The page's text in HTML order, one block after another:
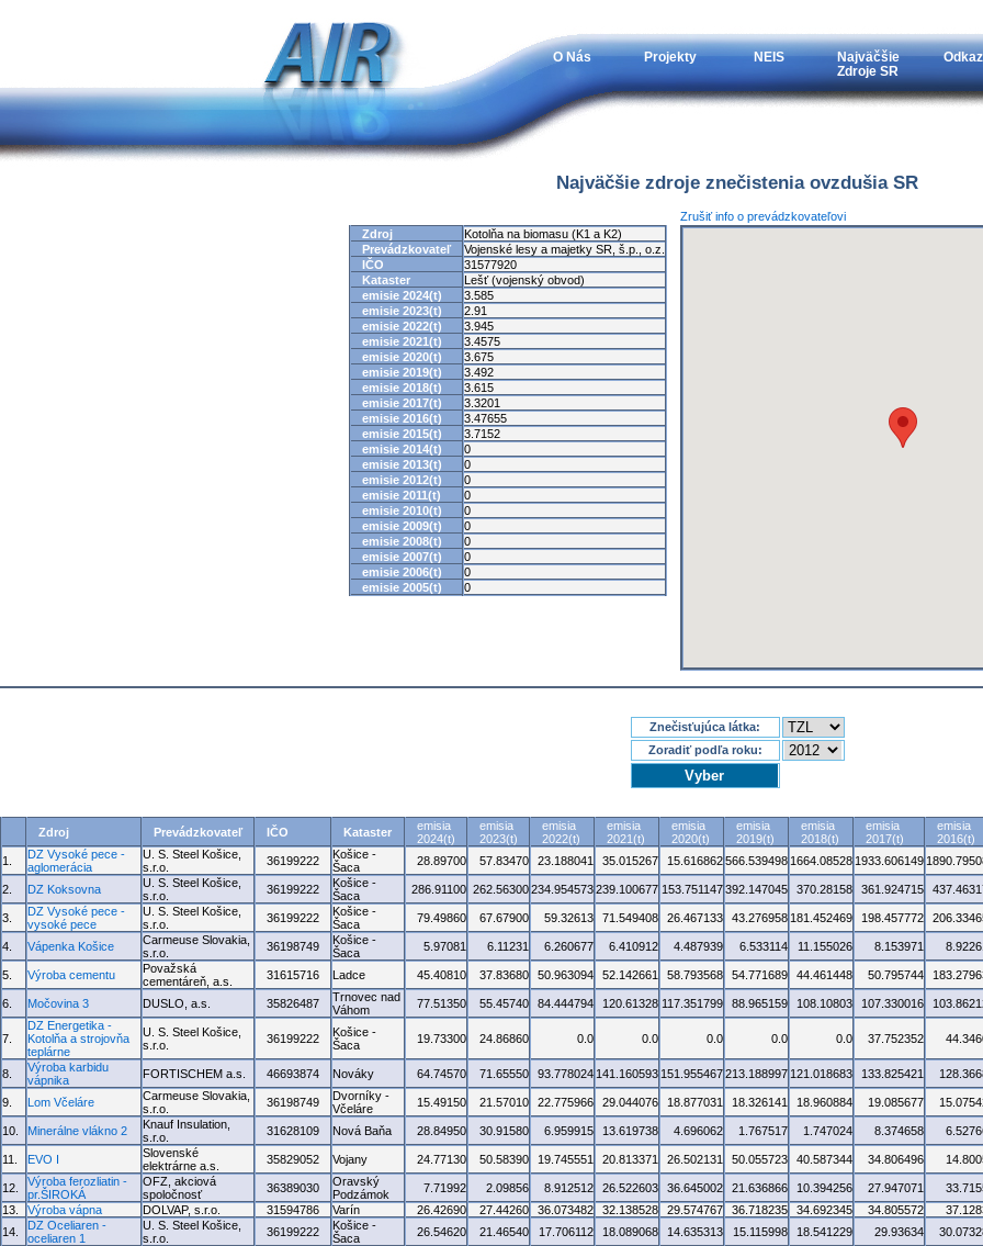
O Nás Projekty NEIS
Najväčšie
Zdroje SR
Najväčšie zdroje znečistenia ovzdušia SR
Zrušiť info o prevádzkovateľovi
Zdroj
Kotolňa na biomasu (K1 a K2)
Prevádzkovateľ
Vojenské lesy a majetky SR, š.p., o.z.
IČO
31577920
Kataster
Lešť (vojenský obvod)
emisie 2024(t)
3.585
emisie 2023(t)
2.91
emisie 2022(t)
3.945
emisie 2021(t)
3.4575
emisie 2020(t)
3.675
emisie 2019(t)
3.492
emisie 2018(t)
3.615
emisie 2017(t)
3.3201
emisie 2016(t)
3.47655
emisie 2015(t)
3.7152
emisie 2014(t)
0
emisie 2013(t)
0
emisie 2012(t)
0
emisie 2011(t)
0
emisie 2010(t)
0
emisie 2009(t)
0
emisie 2008(t)
0
emisie 2007(t)
0
emisie 2006(t)
0
emisie 2005(t)
0
Znečisťujúca látka:
Zoradiť podľa roku:
Zdroj Prevádzkovateľ IČO Kataster
emisia
2024(t)
emisia
2023(t)
emisia
2022(t)
emisia
2021(t)
emisia
2020(t)
emisia
2019(t)
emisia
2018(t)
emisia
2017(t)
emisia
2016(t)
1.
DZ Vysoké pece -
aglomerácia
U. S. Steel Košice,
s.r.o.
36199222
Košice -
Šaca
28.89700 57.83470 23.188041 35.015267 15.616862566.539498 1664.08528 1933.606149
2. DZ Koksovna
U. S. Steel Košice,
s.r.o.
36199222
Košice -
Šaca
286.91100 262.56300234.954573239.100677 153.751147392.147045 370.28158 361.924715
3.
DZ Vysoké pece -
vysoké pece
U. S. Steel Košice,
s.r.o.
36199222
Košice -
Šaca
79.49860 67.67900 59.32613 71.549408 26.467133 43.276958 181.452469 198.457772
4. Vápenka Košice
Carmeuse Slovakia,
s.r.o.
36198749
Košice -
Šaca
5.97081 6.11231 6.260677 6.410912 4.487939 6.533114 11.155026 8.153971
5. Výroba cementu
Považská
cementáreň, a.s.
31615716 Ladce 45.40810 37.83680 50.963094 52.142661 58.793568 54.771689 44.461448 50.795744
6. Močovina 3 DUSLO, a.s. 35826487
Trnovec nad
Váhom
77.51350 55.45740 84.444794 120.61328 117.351799 88.965159 108.10803 107.330016
7.
DZ Energetika -
Kotolňa a strojovňa
teplárne
U. S. Steel Košice,
s.r.o.
36199222
Košice -
Šaca
19.73300 24.86860 0.0 0.0 0.0 0.0 0.0 37.752352
8.
Výroba karbidu
vápnika
FORTISCHEM a.s. 46693874 Nováky 64.74570 71.65550 93.778024 141.160593 151.955467213.188997 121.018683 133.825421
9. Lom Včeláre
Carmeuse Slovakia,
s.r.o.
36198749
Dvorníky -
Včeláre
15.49150 21.57010 22.775966 29.044076 18.877031 18.326141 18.960884 19.085677
10. Minerálne vlákno 2
Knauf Insulation,
s.r.o.
31628109 Nová Baňa 28.84950 30.91580 6.959915 13.619738 4.696062 1.767517 1.747024 8.374658
11. EVO I
Slovenské
elektrárne a.s.
35829052 Vojany 24.77130 50.58390 19.745551 20.813371 26.502131 50.055723 40.587344 34.806496
12.
Výroba ferozliatin -
pr.ŠIROKÁ
OFZ, akciová
spoločnosť
36389030
Oravský
Podzámok
7.71992 2.09856 8.912512 26.522603 36.645002 21.636866 10.394256 27.947071
13.
Výroba vápna DOLVAP, s.r.o. 31594786 Varín 26.42690 27.44260 36.073482 32.138528 29.574767 36.718235 34.692345 34.805572
14.
DZ Oceliaren -
oceliaren 1
U. S. Steel Košice,
s.r.o.
36199222
Košice -
Šaca
26.54620 21.46540 17.706112 18.089068 14.635313 15.115998 18.541229 29.93634